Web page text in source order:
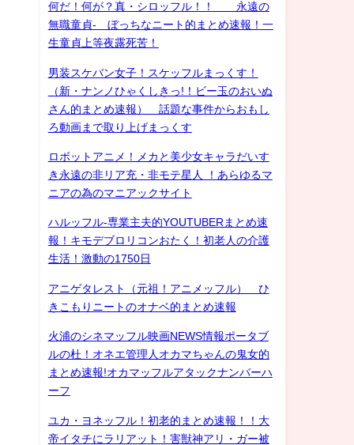
何だ！何が？真・シロッフル！！ 永遠の
無職童貞- ぼっちなニート的まとめ速報！一
生童貞上等夜露死苦！
男装スケバン女子！スケッフルまっくす！
（新・ナンノひゃくしきっ!！ビー玉のおいぬ
さん的まとめ速報） 話題な事件からおもし
ろ動画まで取り上げまっくす
ロボットアニメ！メカと美少女キャラだいす
き永遠の非リア充・非モテ星人 ！あらゆるマ
ニアの為のマニアックサイト
ハルッフル-専業主夫的YOUTUBERまとめ速
報！キモデブロリコンおたく！初老人の介護
生活！激動の1750日
アニゲタレスト（元祖！アニメッフル） ひ
きこもりニートのオナベ的まとめ速報
火浦のシネマッフル映画NEWS情報ポータブ
ルの杜！オネエ管理人オカマちゃんの鬼女的
まとめ速報!オカマッフルアタックナンバーハ
ーフ
ユカ・ヨネッフル！初老的まとめ速報！！大
帝イタチにラリアット！害獣神アリ・ガー被